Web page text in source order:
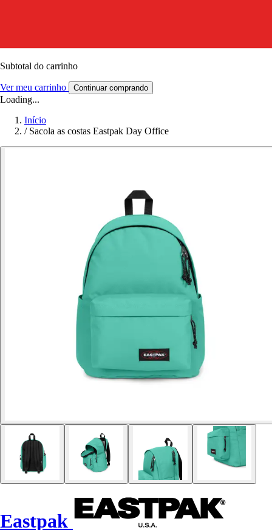
Subtotal do carrinho
Ver meu carrinho Continuar comprando
Loading...
Início
/ Sacola as costas Eastpak Day Office
Eastpak